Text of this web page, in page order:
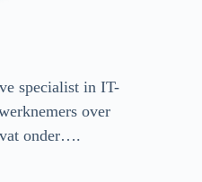
specialist in IT-
over
onder….